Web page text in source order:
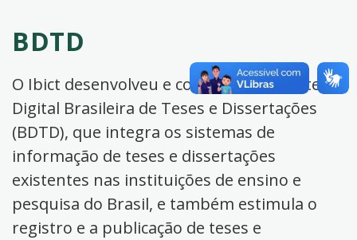
BDTD
O Ibict desenvolveu e coordena a Biblioteca
Digital Brasileira de Teses e Dissertações
(BDTD), que integra os sistemas de
informação de teses e dissertações
existentes nas instituições de ensino e
pesquisa do Brasil, e também estimula o
registro e a publicação de teses e